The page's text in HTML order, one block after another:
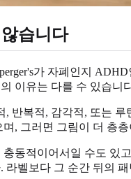
습니다
가 자폐인지
이유는 다를 수 있습니
반복적, 감각적, 또는
, 그러면 그림이 더 층
동적이어서일 수도 있
벨보다 그 순간 뒤의